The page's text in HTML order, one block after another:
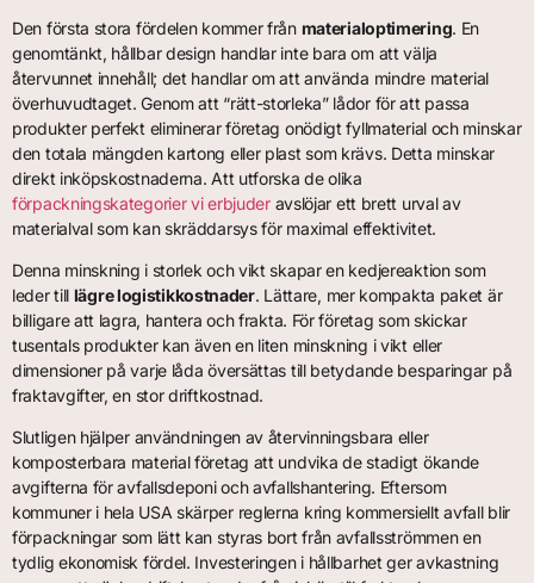
Den första stora fördelen kommer från materialoptimering. En
genomtänkt, hållbar design handlar inte bara om att välja
återvunnet innehåll; det handlar om att använda mindre material
överhuvudtaget. Genom att “rätt-storleka” lådor för att passa
produkter perfekt eliminerar företag onödigt fyllmaterial och minskar
den totala mängden kartong eller plast som krävs. Detta minskar
direkt inköpskostnaderna. Att utforska de olika
förpackningskategorier vi erbjuderavslöjar ett brett urval av
materialval som kan skräddarsys för maximal effektivitet.
Denna minskning i storlek och vikt skapar en kedjereaktion som
leder till lägre logistikkostnader. Lättare, mer kompakta paket är
billigare att lagra, hantera och frakta. För företag som skickar
tusentals produkter kan även en liten minskning i vikt eller
dimensioner på varje låda översättas till betydande besparingar på
fraktavgifter, en stor driftkostnad.
Slutligen hjälper användningen av återvinningsbara eller
komposterbara material företag att undvika de stadigt ökande
avgifterna för avfallsdeponi och avfallshantering. Eftersom
kommuner i hela USA skärper reglerna kring kommersiellt avfall blir
förpackningar som lätt kan styras bort från avfallsströmmen en
tydlig ekonomisk fördel. Investeringen i hållbarhet ger avkastning